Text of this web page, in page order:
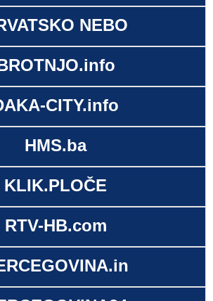
NEBO
CITY.info
HMS.ba
KLIK.PLOČE
RTV-HB.com